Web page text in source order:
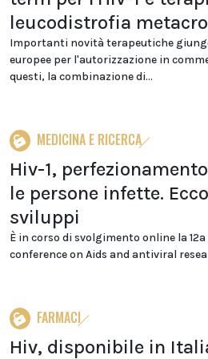
leucodistrofia
Importanti novità terapeutiche
europee per l'autorizzazione in
questi, la combinazione di...
MEDICINA E RICERCA
Hiv-1,
le persone infette.
sviluppi
È in corso di svolgimento online la
conference on Aids and antiviral
FARMACI
Hiv, disponibile in